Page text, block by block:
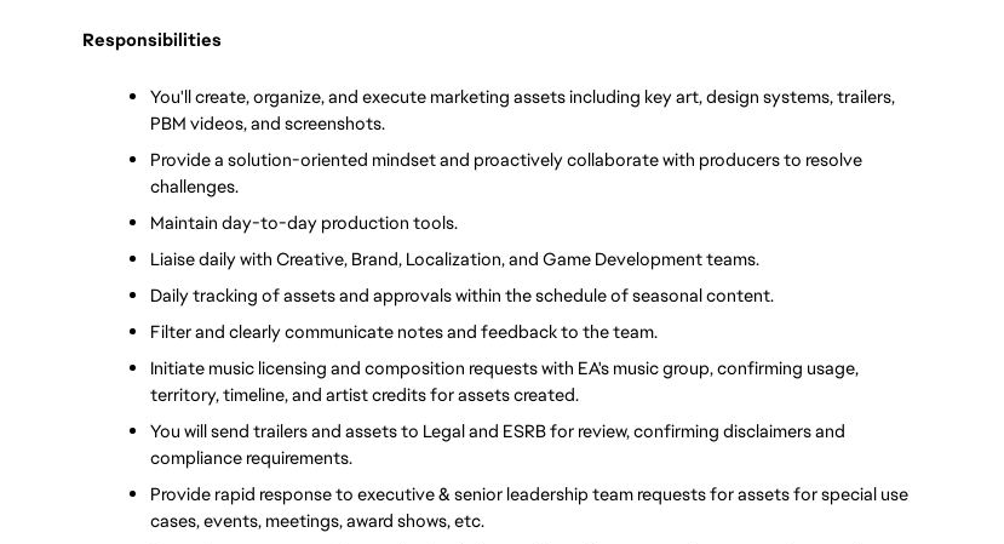
Responsibilities
You'll create, organize, and execute marketing assets including key art, design systems, trailers,
PBM videos, and screenshots.
Provide a solution-oriented mindset and proactively collaborate with producers to resolve
challenges.
Maintain day-to-day production tools.
Liaise daily with Creative, Brand, Localization, and Game Development teams.
Daily tracking of assets and approvals within the schedule of seasonal content.
Filter and clearly communicate notes and feedback to the team.
Initiate music licensing and composition requests with EA's music group, confirming usage,
territory, timeline, and artist credits for assets created.
You will send trailers and assets to Legal and ESRB for review, confirming disclaimers and
compliance requirements.
Provide rapid response to executive & senior leadership team requests for assets for special use
cases, events, meetings, award shows, etc.